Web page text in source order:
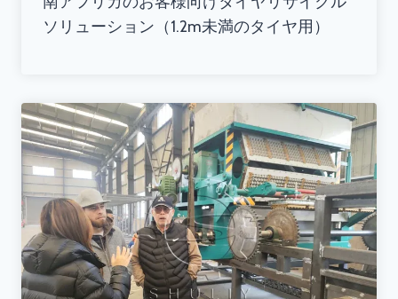
ソリューション（1.2m未満のタイヤ用）